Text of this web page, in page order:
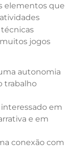
elementos que
jogos
autonomia
trabalho
em
e em
conexão com